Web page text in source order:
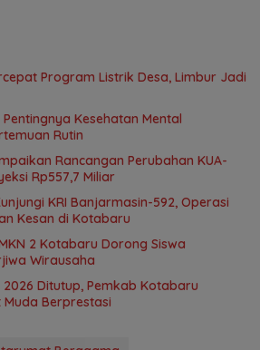
Program Listrik Desa, Limbur Jadi
Kesehatan Mental
Rutin
Rancangan Perubahan KUA-
Rp557,7 Miliar
KRI Banjarmasin-592, Operasi
Kesan di Kotabaru
2 Kotabaru Dorong Siswa
Wirausaha
Ditutup, Pemkab Kotabaru
Berprestasi